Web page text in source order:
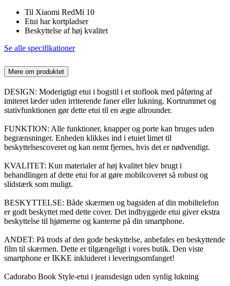
Til Xiaomi RedMi 10
Etui har kortpladser
Beskyttelse af høj kvalitet
Se alle specifikationer
Mere om produktet
DESIGN: Moderigtigt etui i bogstil i et stoflook med påføring af
imiteret læder uden irriterende faner eller lukning. Kortrummet og
stativfunktionen gør dette etui til en ægte allrounder.
FUNKTION: Alle funktioner, knapper og porte kan bruges uden
begrænsninger. Enheden klikkes ind i etuiet limet til
beskyttelsescoveret og kan nemt fjernes, hvis det er nødvendigt.
KVALITET: Kun materialer af høj kvalitet blev brugt i
behandlingen af dette etui for at gøre mobilcoveret så robust og
slidstærk som muligt.
BESKYTTELSE: Både skærmen og bagsiden af din mobiltelefon
er godt beskyttet med dette cover. Det indbyggede etui giver ekstra
beskyttelse til hjørnerne og kanterne på din smartphone.
ANDET: På trods af den gode beskyttelse, anbefales en beskyttende
film til skærmen. Dette er tilgængeligt i vores butik. Den viste
smartphone er IKKE inkluderet i leveringsomfanget!
Cadorabo Book Style-etui i jeansdesign uden synlig lukning